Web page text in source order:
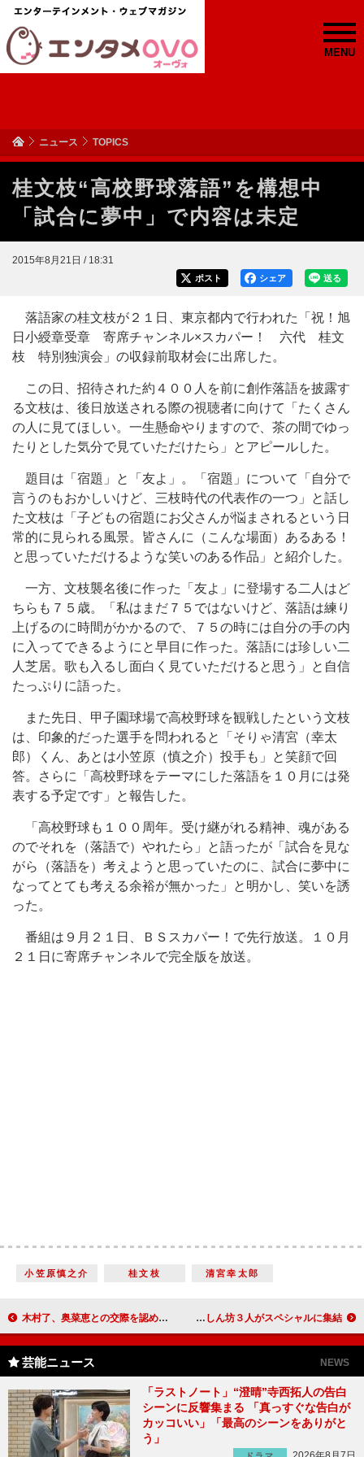
MENU
ニュース TOPICS
桂文枝“高校野球落語”を構想中
「試合に夢中」で内容は未定
2015年8月21日 / 18:31
送る
シェア
ポスト
落語家の桂文枝が２１日、東京都内で行われた「祝！旭
日小綬章受章 寄席チャンネル×スカパー！ 六代 桂文
枝 特別独演会」の収録前取材会に出席した。
この日、招待された約４００人を前に創作落語を披露す
る文枝は、後日放送される際の視聴者に向けて「たくさん
の人に見てほしい。一生懸命やりますので、茶の間でゆっ
たりとした気分で見ていただけたら」とアピールした。
題目は「宿題」と「友よ」。「宿題」について「自分で
言うのもおかしいけど、三枝時代の代表作の一つ」と話し
た文枝は「子どもの宿題にお父さんが悩まされるという日
常的に見られる風景。皆さんに（こんな場面）あるある！
と思っていただけるような笑いのある作品」と紹介した。
一方、文枝襲名後に作った「友よ」に登場する二人はど
ちらも７５歳。「私はまだ７５ではないけど、落語は練り
上げるのに時間がかかるので、７５の時には自分の手の内
に入ってできるようにと早目に作った。落語には珍しい二
人芝居。歌も入るし面白く見ていただけると思う」と自信
たっぷりに語った。
また先日、甲子園球場で高校野球を観戦したという文枝
は、印象的だった選手を問われると「そりゃ清宮（幸太
郎）くん、あとは小笠原（慎之介）投手も」と笑顔で回
答。さらに「高校野球をテーマにした落語を１０月には発
表する予定です」と報告した。
「高校野球も１００周年。受け継がれる精神、魂がある
のでそれを（落語で）やれたら」と語ったが「試合を見な
がら（落語を）考えようと思っていたのに、試合に夢中に
なってとても考える余裕が無かった」と明かし、笑いを誘
った。
番組は９月２１日、ＢＳスカパー！で先行放送。１０月
２１日に寄席チャンネルで完全版を放送。
小笠原慎之介 桂文枝 清宮幸太郎
木村了、奥菜恵との交際を認める 結婚にも前向き「時間をかけて幸せにしていきたい」 松岡修造、山下真司にも熱血指導！？ 歴代くいしん坊３人がスペシャルに集結
芸能ニュース NEWS
「ラストノート」“澄晴”寺西拓人の告白
シーンに反響集まる 「真っすぐな告白が
カッコいい」「最高のシーンをありがと
う」